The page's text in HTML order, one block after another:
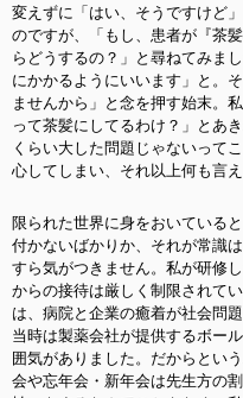
変えずに「はい、そうですけど
のですが、「もし、患者が『茶
らどうするの？」と尋ねてみま
にかかるようにいいます」と。
ませんから」と念を押す始末。
って茶髪にしてるわけ？」とあ
くらい大した問題じゃないって
心してしまい、それ以上何も言え
限られた世界に身をおいている
付かないばかりか、それが常識
すら気がつきません。私が研修
からの接待は厳しく制限されて
は、病院と企業の癒着が社会問
当時は製薬会社が提供するボー
囲気がありました。だからとい
会や忘年会・新年会は先生方の